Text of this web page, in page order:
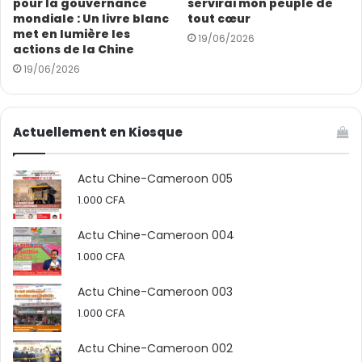
Voyant la douleur de nombreux villageois soulagée, le
chef du village Mahamat Abakar Moussa, très ému, a
déclaré : « Les médecins chinois ont des compétences
médicales avancées, et ils sont chaleureux et amicaux.
Après avoir appris la situation difficile des villageois, ils
ont pris l’initiative de fournir une consultation gratuite,
pour la gouvernance
mondiale : Un livre blanc
met en lumière les
actions de la Chine
19/06/2026
servirai mon peuple de
tout cœur
19/06/2026
Actuellement en Kiosque
Actu Chine-Cameroon 005
1.000 CFA
Actu Chine-Cameroon 004
1.000 CFA
Actu Chine-Cameroon 003
1.000 CFA
Actu Chine-Cameroon 002